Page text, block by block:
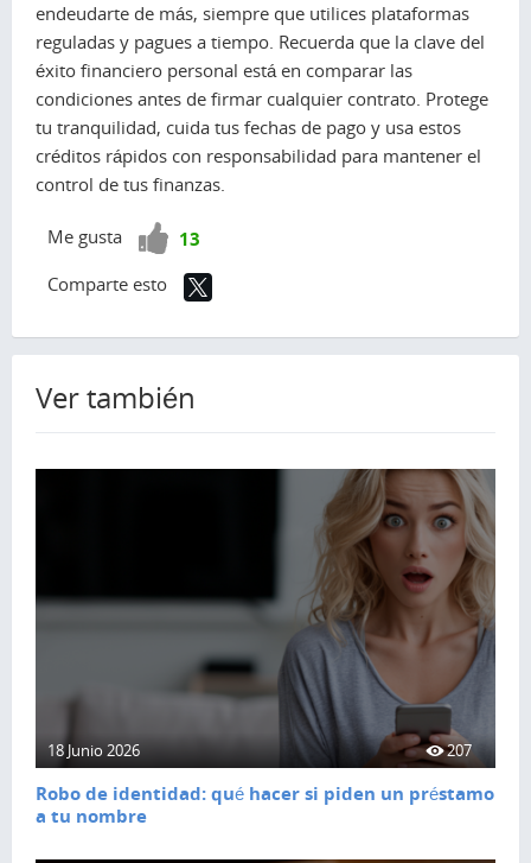
endeudarte de más, siempre que utilices plataformas
reguladas y pagues a tiempo. Recuerda que la clave del
éxito financiero personal está en comparar las
condiciones antes de firmar cualquier contrato. Protege
tu tranquilidad, cuida tus fechas de pago y usa estos
créditos rápidos con responsabilidad para mantener el
control de tus finanzas.
Me gusta
¡Vota13
Comparte esto
Ver también
18 Junio 2026 207
Robo de identidad: qué hacer si piden un préstamo
a tu nombre